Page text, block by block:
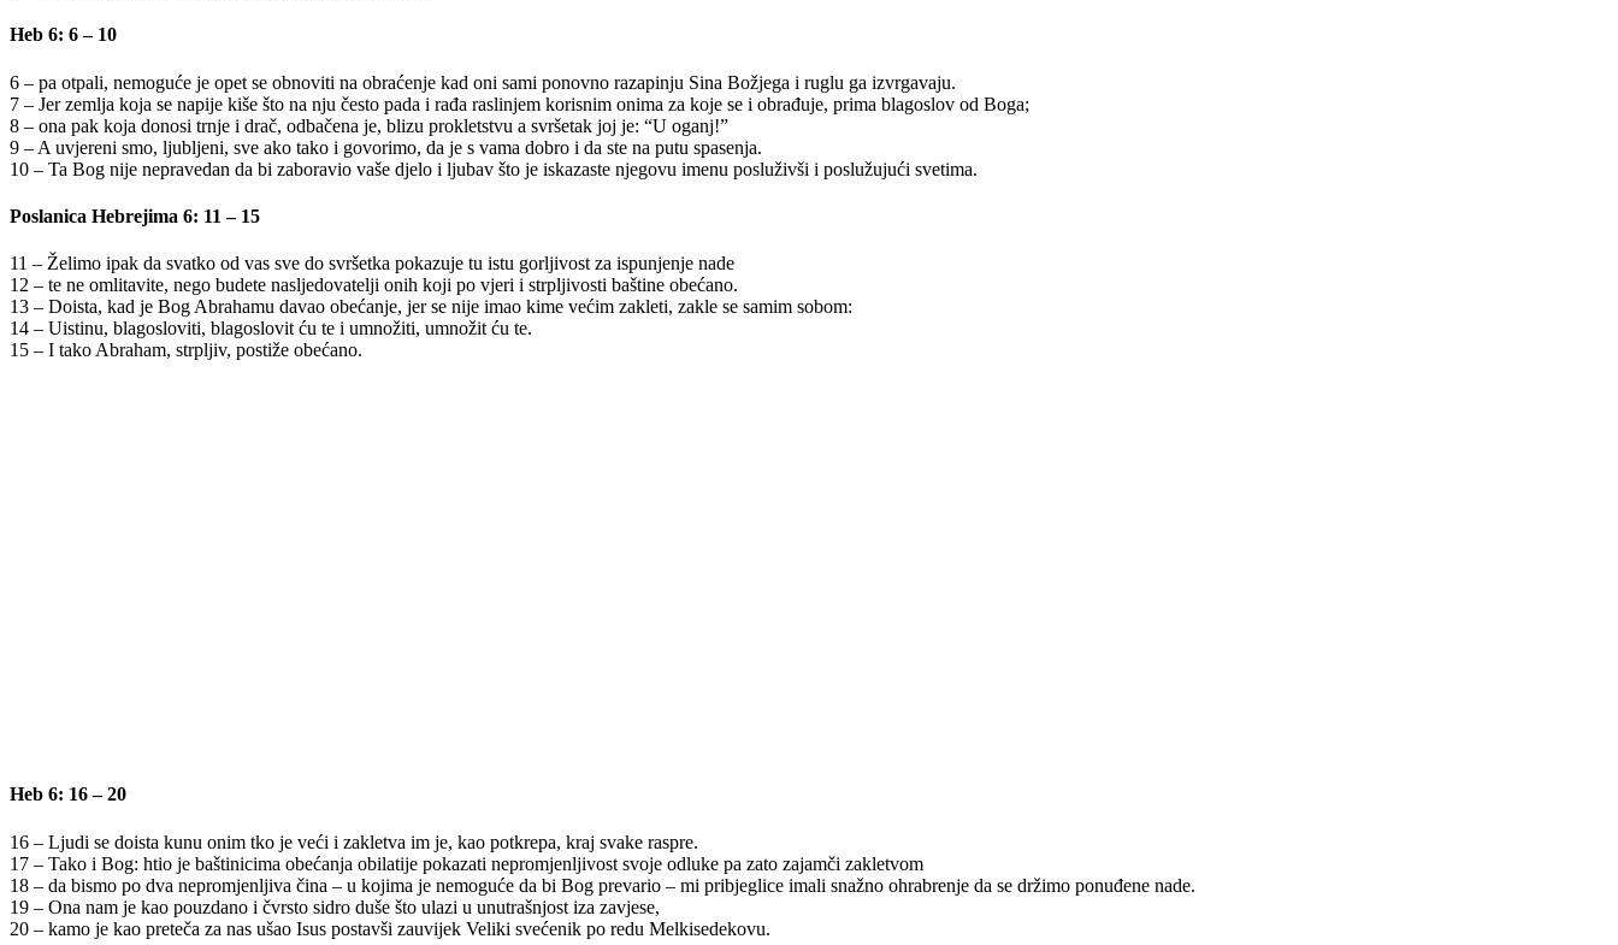
Heb 6: 6 – 10
6 – pa otpali, nemoguće je opet se obnoviti na obraćenje kad oni sami ponovno razapinju Sina Božjega i ruglu ga izvrgavaju.
7 – Jer zemlja koja se napije kiše što na nju često pada i rađa raslinjem korisnim onima za koje se i obrađuje, prima blagoslov od Boga;
8 – ona pak koja donosi trnje i drač, odbačena je, blizu prokletstvu a svršetak joj je: “U oganj!”
9 – A uvjereni smo, ljubljeni, sve ako tako i govorimo, da je s vama dobro i da ste na putu spasenja.
10 – Ta Bog nije nepravedan da bi zaboravio vaše djelo i ljubav što je iskazaste njegovu imenu posluživši i poslužujući svetima.
Poslanica Hebrejima 6: 11 – 15
11 – Želimo ipak da svatko od vas sve do svršetka pokazuje tu istu gorljivost za ispunjenje nade
12 – te ne omlitavite, nego budete nasljedovatelji onih koji po vjeri i strpljivosti baštine obećano.
13 – Doista, kad je Bog Abrahamu davao obećanje, jer se nije imao kime većim zakleti, zakle se samim sobom:
14 – Uistinu, blagosloviti, blagoslovit ću te i umnožiti, umnožit ću te.
15 – I tako Abraham, strpljiv, postiže obećano.
Heb 6: 16 – 20
16 – Ljudi se doista kunu onim tko je veći i zakletva im je, kao potkrepa, kraj svake raspre.
17 – Tako i Bog: htio je baštinicima obećanja obilatije pokazati nepromjenljivost svoje odluke pa zato zajamči zakletvom
18 – da bismo po dva nepromjenljiva čina – u kojima je nemoguće da bi Bog prevario – mi pribjeglice imali snažno ohrabrenje da se držimo ponuđene nade.
19 – Ona nam je kao pouzdano i čvrsto sidro duše što ulazi u unutrašnjost iza zavjese,
20 – kamo je kao preteča za nas ušao Isus postavši zauvijek Veliki svećenik po redu Melkisedekovu.